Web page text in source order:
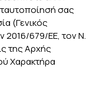
σας
(Γενικός
2016/679/ΕΕ, τον Ν.
της Αρχής
Χαρακτήρα